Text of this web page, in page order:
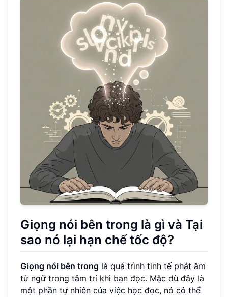
Giọng nói bên trong là gì và Tại
sao nó lại hạn chế tốc độ?
Giọng nói bên trong là quá trình tinh tế phát âm
từ ngữ trong tâm trí khi bạn đọc. Mặc dù đây là
một phần tự nhiên của việc học đọc, nó có thể